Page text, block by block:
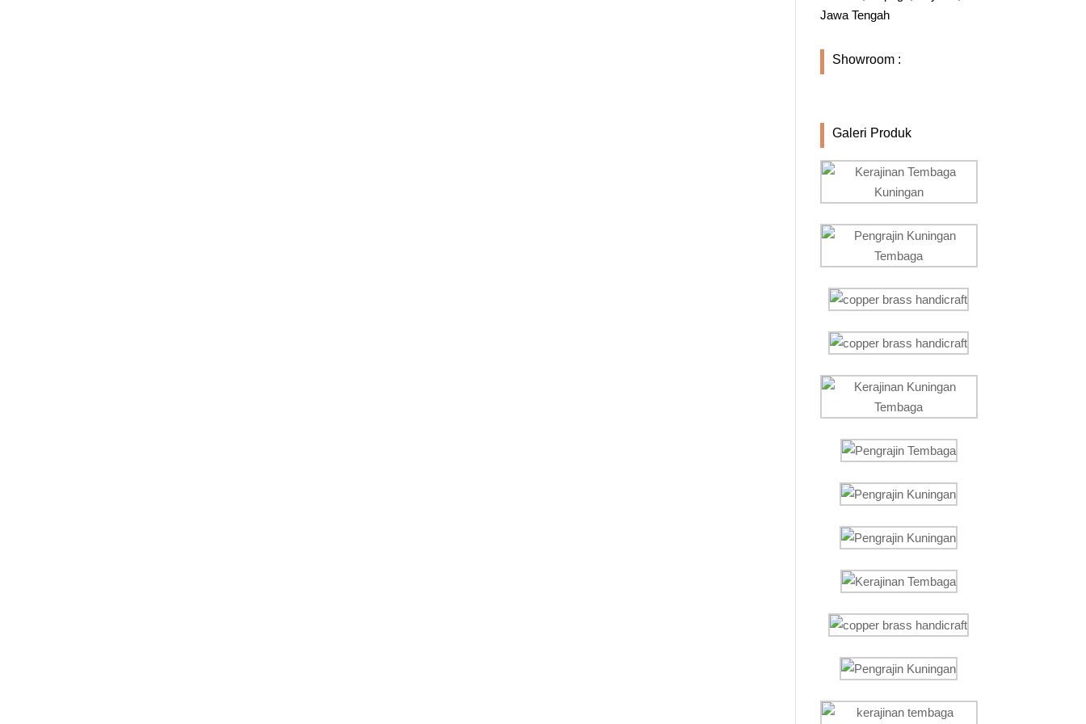
Jawa Tengah
Showroom :
Galeri Produk